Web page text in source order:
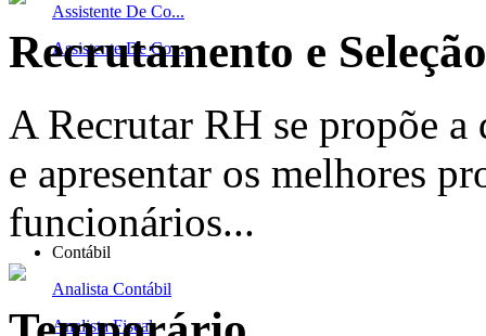
Assistente De Co...
Assistente De Co...
Contábil
Analista Contábil
Analista Fiscal
Recrutamento e Seleção
A Recrutar RH se propõe a
e apresentar os melhores
funcionários...